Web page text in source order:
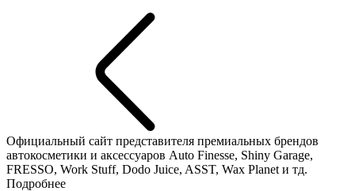
Официальный сайт представителя премиальных брендов
автокосметики и аксессуаров Auto Finesse, Shiny Garage,
FRESSO, Work Stuff, Dodo Juice, ASST, Wax Planet и тд.
Подробнее